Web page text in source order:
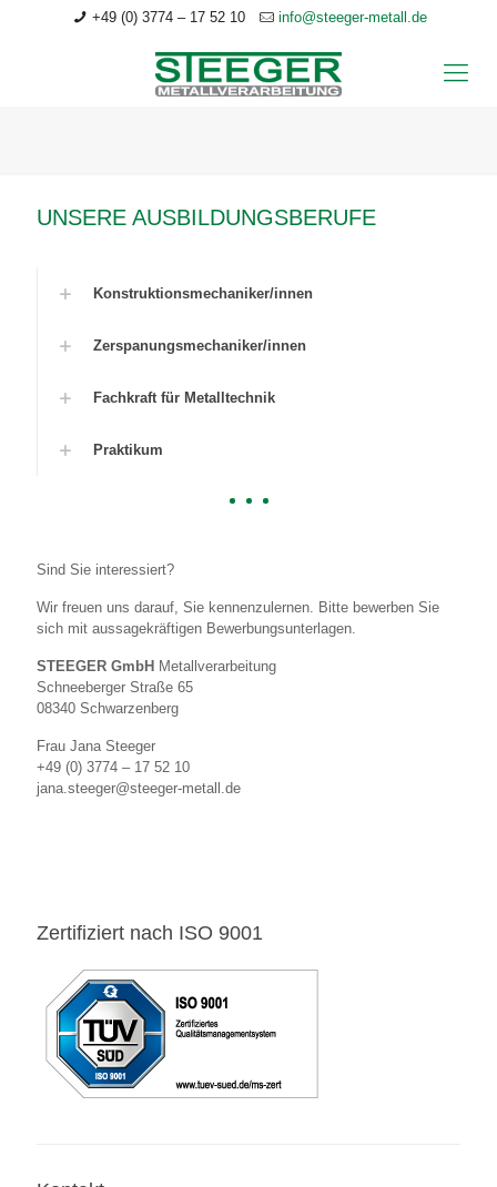
+49 (0) 3774 – 17 52 10 info@steeger-metall.de
UNSERE AUSBILDUNGSBERUFE
Konstruktionsmechaniker/innen
Zerspanungsmechaniker/innen
Fachkraft für Metalltechnik
Praktikum
Sind Sie interessiert?
Wir freuen uns darauf, Sie kennenzulernen. Bitte bewerben Sie
sich mit aussagekräftigen Bewerbungsunterlagen.
STEEGER GmbH Metallverarbeitung
Schneeberger Straße 65
08340 Schwarzenberg
Frau Jana Steeger
+49 (0) 3774 – 17 52 10
jana.steeger@steeger-metall.de
Zertifiziert nach ISO 9001